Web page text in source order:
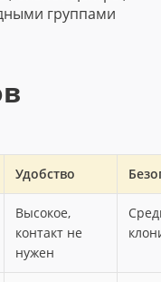
группами
Удобство
Высокое,
контакт не
нужен